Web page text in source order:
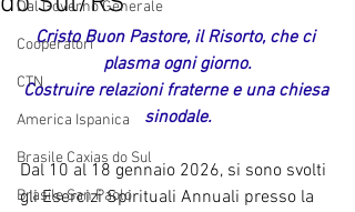
Dal Governo Generale
Cooperatori
CTN
America Ispanica
Brasile Caxias do Sul
Brasile San Paolo
Cristo Buon Pastore, il Risorto, che ci
plasma ogni giorno.
Costruire relazioni fraterne e una chiesa
sinodale.
Dal 10 al 18 gennaio 2026, si sono svolti
gli Esercizi Spirituali Annuali presso la